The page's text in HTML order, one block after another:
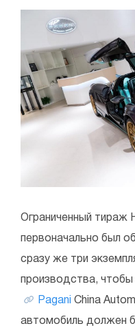
Ограниченный тираж
первоначально был
сразу же три
производства,
Pagani China
автомобиль должен